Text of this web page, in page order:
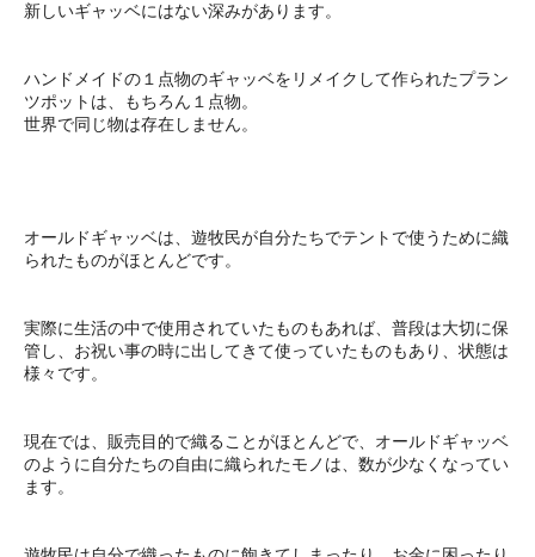
新しいギャッベにはない深みがあります。
ハンドメイドの１点物のギャッベをリメイクして作られたプラン
ツポットは、もちろん１点物。
世界で同じ物は存在しません。
オールドギャッベは、遊牧民が自分たちでテントで使うために織
られたものがほとんどです。
実際に生活の中で使用されていたものもあれば、普段は大切に保
管し、お祝い事の時に出してきて使っていたものもあり、状態は
様々です。
現在では、販売目的で織ることがほとんどで、オールドギャッベ
のように自分たちの自由に織られたモノは、数が少なくなってい
ます。